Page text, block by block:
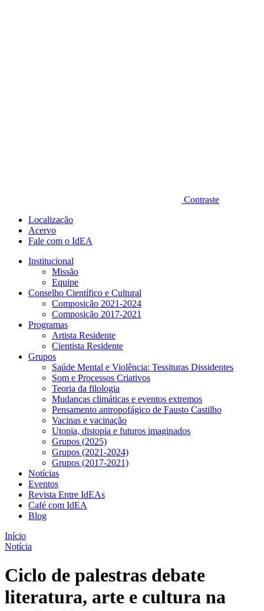
Contraste
Localização
Acervo
Fale com o IdEA
Institucional
Missão
Equipe
Conselho Científico e Cultural
Composição 2021-2024
Composição 2017-2021
Programas
Artista Residente
Cientista Residente
Grupos
Saúde Mental e Violência: Tessituras Dissidentes
Som e Processos Criativos
Teoria da filologia
Mudanças climáticas e eventos extremos
Pensamento antropofágico de Fausto Castilho
Vacinas e vacinação
Utopia, distopia e futuros imaginados
Grupos (2025)
Grupos (2021-2024)
Grupos (2017-2021)
Notícias
Eventos
Revista Entre IdEAs
Café com IdEA
Blog
Início
Notícia
Ciclo de palestras debate
literatura, arte e cultura na